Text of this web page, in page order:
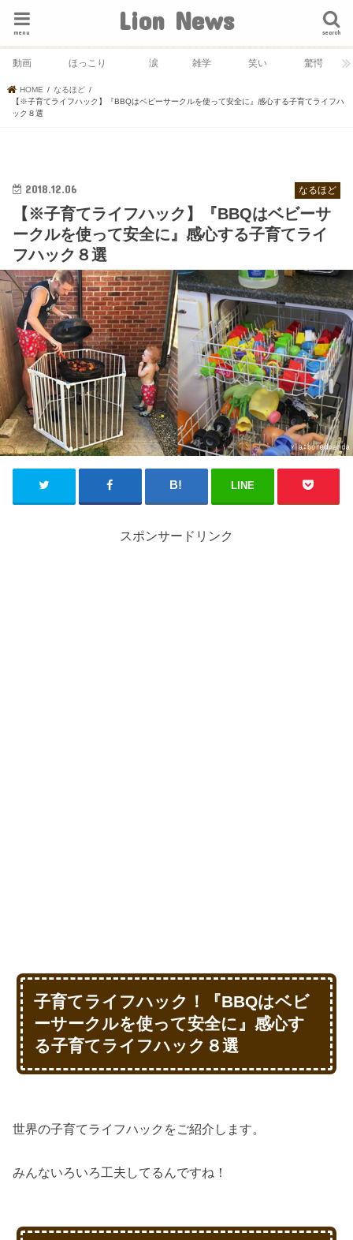
Lion News search
menu
動画 ほっこり 涙 雑学 笑い 驚愕
HOME
なるほど
【※子育てライフハック】『BBQはベビーサークルを使って安全に』感心する子育てライフハ
ック８選
なるほど
2018.12.06
【※子育てライフハック】『BBQはベビーサ
ークルを使って安全に』感心する子育てライ
フハック８選
LINE
スポンサードリンク
子育てライフハック！『BBQはベビ
ーサークルを使って安全に』感心す
る子育てライフハック８選
世界の子育てライフハックをご紹介します。
みんないろいろ工夫してるんですね！